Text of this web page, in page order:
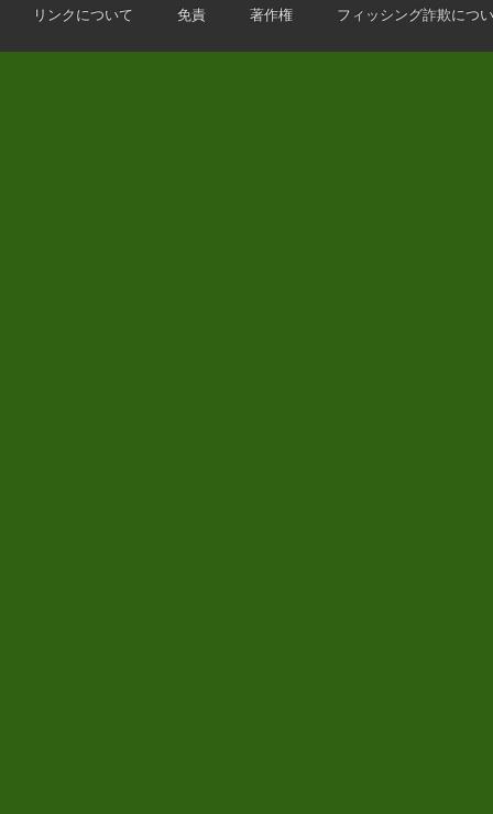
リンクについて 免責 著作権 フィッシング詐欺につ